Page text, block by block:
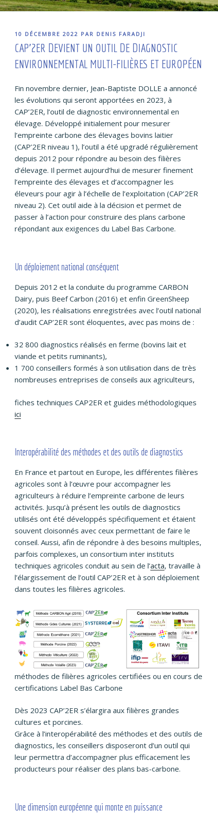
PUBLIÉ
LE
10 DÉCEMBRE 2022 PAR DENIS FARADJI
CAP’2ER DEVIENT UN OUTIL DE DIAGNOSTIC
ENVIRONNEMENTAL MULTI-FILIÈRES ET EUROPÉEN
Fin novembre dernier, Jean-Baptiste DOLLE a annoncé
les évolutions qui seront apportées en 2023, à
CAP’2ER, l’outil de diagnostic environnemental en
élevage. Développé initialement pour mesurer
l’empreinte carbone des élevages bovins laitier
(CAP’2ER niveau 1), l’outil a été upgradé régulièrement
depuis 2012 pour répondre au besoin des filières
d’élevage. Il permet aujourd’hui de mesurer finement
l’empreinte des élevages et d’accompagner les
éleveurs pour agir à l’échelle de l’exploitation (CAP’2ER
niveau 2). Cet outil aide à la décision et permet de
passer à l’action pour construire des plans carbone
répondant aux exigences du Label Bas Carbone.
Un déploiement national conséquent
Depuis 2012 et la conduite du programme CARBON
Dairy, puis Beef Carbon (2016) et enfin GreenSheep
(2020), les réalisations enregistrées avec l’outil national
d’audit CAP’2ER sont éloquentes, avec pas moins de :
32 800 diagnostics réalisés en ferme (bovins lait et
viande et petits ruminants),
1 700 conseillers formés à son utilisation dans de très
nombreuses entreprises de conseils aux agriculteurs,
fiches techniques CAP2ER et guides méthodologiques
ici
Interopérabilité des méthodes et des outils de diagnostics
En France et partout en Europe, les différentes filières
agricoles sont à l’œuvre pour accompagner les
agriculteurs à réduire l’empreinte carbone de leurs
activités. Jusqu’à présent les outils de diagnostics
utilisés ont été développés spécifiquement et étaient
souvent cloisonnés avec ceux permettant de faire le
conseil. Aussi, afin de répondre à des besoins multiples,
parfois complexes, un consortium inter instituts
techniques agricoles conduit au sein de l’acta, travaille à
l’élargissement de l’outil CAP’2ER et à son déploiement
dans toutes les filières agricoles.
méthodes de filières agricoles certifiées ou en cours de
certifications Label Bas Carbone
Dès 2023 CAP’2ER s’élargira aux filières grandes
cultures et porcines.
Grâce à l’interopérabilité des méthodes et des outils de
diagnostics, les conseillers disposeront d’un outil qui
leur permettra d’accompagner plus efficacement les
producteurs pour réaliser des plans bas-carbone.
Une dimension européenne qui monte en puissance